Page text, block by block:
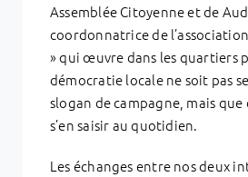
Assemblée Citoyenne et de
coordonnatrice de l’association
» qui œuvre dans les quartiers
démocratie locale ne soit pas
slogan de campagne, mais que
s’en saisir au quotidien.
Les échanges entre nos deux